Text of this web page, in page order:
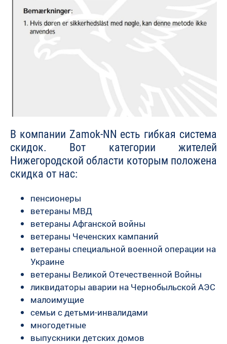
В компании Zamok-NN есть гибкая система
скидок. Вот категории жителей
Нижегородской области которым положена
скидка от нас:
пенсионеры
ветераны МВД
ветераны Афганской войны
ветераны Чеченских кампаний
ветераны специальной военной операции на
Украине
ветераны Великой Отечественной Войны
ликвидаторы аварии на Чернобыльской АЭС
малоимущие
семьи с детьми-инвалидами
многодетные
выпускники детских домов